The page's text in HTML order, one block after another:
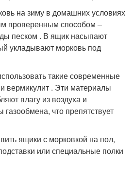
на зиму в домашних условиях
проверенным способом –
песком . В ящик насыпают
укладывают морковь под
такие современные
вермикулит . Эти материалы
влагу из воздуха и
что препятствует
ящики с морковкой на пол,
или специальные полки